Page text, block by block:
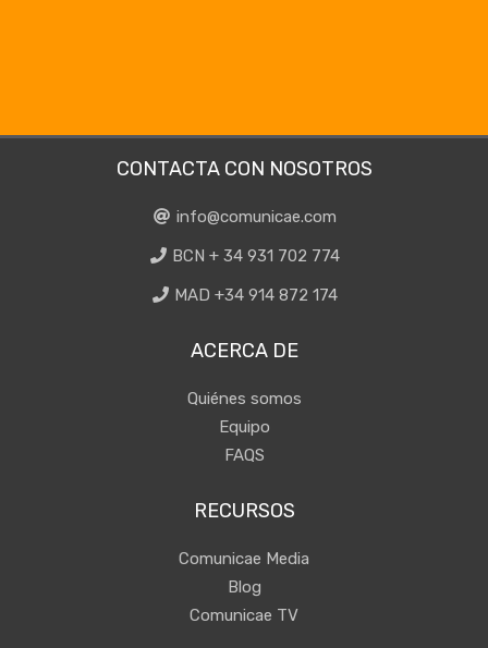
CONTACTA CON NOSOTROS
info@comunicae.com
BCN + 34 931 702 774
MAD +34 914 872 174
ACERCA DE
Quiénes somos
Equipo
FAQS
RECURSOS
Comunicae Media
Blog
Comunicae TV